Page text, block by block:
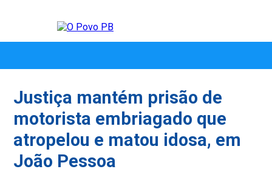
Justiça mantém prisão de
motorista embriagado que
atropelou e matou idosa, em
João Pessoa